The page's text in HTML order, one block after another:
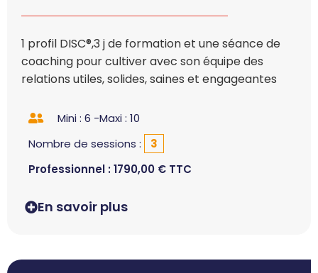
1 profil DISC®,3 j de formation et une séance de
coaching pour cultiver avec son équipe des
relations utiles, solides, saines et engageantes
Mini : 6 -Maxi : 10
Nombre de sessions :
3
Professionnel :1790,00 € TTC
En savoir plus